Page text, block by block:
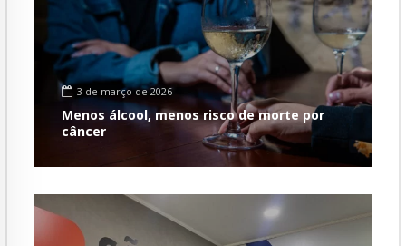
3 de março de 2026
Menos álcool, menos risco de morte por
câncer